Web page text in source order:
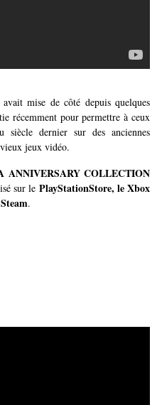
mise de côté depuis quelques
récemment pour permettre à ceux
dernier sur des anciennes
jeux vidéo.
ANNIVERSARY COLLECTION
sur le PlayStationStore, le Xbox
.